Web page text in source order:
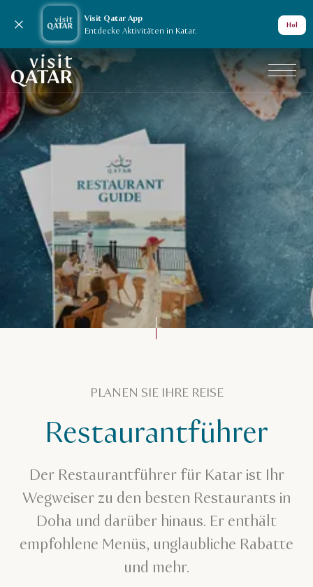
Visit Qatar App
Entdecke Aktivitäten in Katar.
Hol
Nachricht schließen
VisitQatar Homepage
Reiseführer herunterladenPLANEN SIE IHRE REISE
Restaurantführer
Der Restaurantführer für Katar ist Ihr
Wegweiser zu den besten Restaurants in
Doha und darüber hinaus. Er enthält
empfohlene Menüs, unglaubliche Rabatte
und mehr.